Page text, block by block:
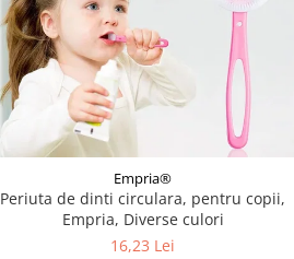
Empria®
Periuta de dinti circulara, pentru copii,
Empria, Diverse culori
16,23 Lei